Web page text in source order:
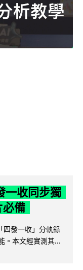
一收同步獨
備
四發一收」分軌錄
。本文經實測其...